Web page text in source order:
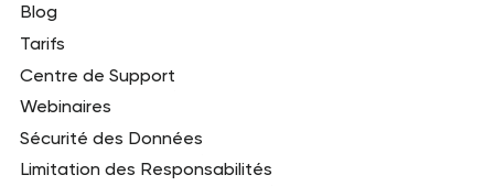
Blog
Tarifs
Centre de Support
Webinaires
Sécurité des Données
Limitation des Responsabilités